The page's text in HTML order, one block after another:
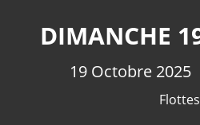
19 Octobre 2025
Flottes